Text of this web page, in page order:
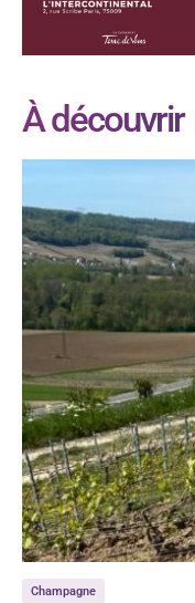
À découvrir
Champagne